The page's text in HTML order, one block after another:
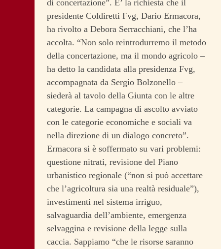
di concertazione”. E’ la richiesta che il
presidente Coldiretti Fvg, Dario Ermacora,
ha rivolto a Debora Serracchiani, che l’ha
accolta. “Non solo reintrodurremo il metodo
della concertazione, ma il mondo agricolo –
ha detto la candidata alla presidenza Fvg,
accompagnata da Sergio Bolzonello –
siederà al tavolo della Giunta con le altre
categorie. La campagna di ascolto avviato
con le categorie economiche e sociali va
nella direzione di un dialogo concreto”.
Ermacora si è soffermato su vari problemi:
questione nitrati, revisione del Piano
urbanistico regionale (“non si può accettare
che l’agricoltura sia una realtà residuale”),
investimenti nel sistema irriguo,
salvaguardia dell’ambiente, emergenza
selvaggina e revisione della legge sulla
caccia. Sappiamo “che le risorse saranno